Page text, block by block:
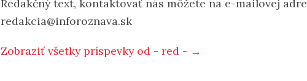
Redakčný text, kontaktovať nás môžete na e-mailovej
redakcia@inforoznava.sk
Zobraziť všetky príspevky od - red - →